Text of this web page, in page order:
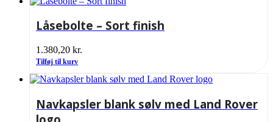
Låsebolte – Sort finish
1.380,20 kr.
Tilføj til kurv
Navkapsler blank sølv med Land Rover